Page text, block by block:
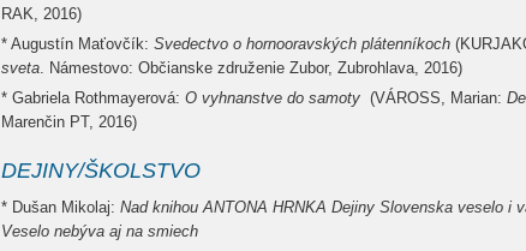
RAK, 2016)
* Augustín Maťovčík: Svedectvo o hornooravských plátenníkoch
sveta. Námestovo: Občianske združenie Zubor, Zubrohlava, 2016)
* Gabriela Rothmayerová: O vyhnanstve do samoty (VÁROSS, Marian:
Marenčin PT, 2016)
DEJINY/ŠKOLSTVO
* Dušan Mikolaj: Nad knihou ANTONA HRNKA Dejiny Slovenska veselo i
Veselo nebýva aj na smiech